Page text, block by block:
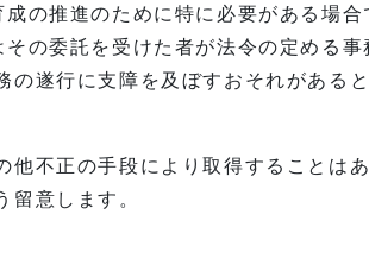
の推進のために特に必要がある場
の委託を受けた者が法令の定める
遂行に支障を及ぼすおそれがあると
不正の手段により取得することは
意します。